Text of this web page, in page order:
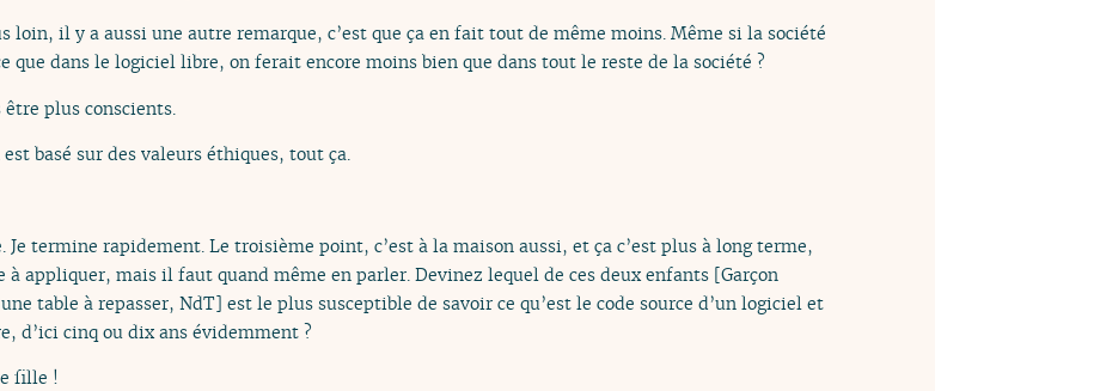
loin, il y a aussi une autre remarque, c’est que ça en fait tout de même moins. Même si la société
que dans le logiciel libre, on ferait encore moins bien que dans tout le reste de la société ?
être plus conscients.
basé sur des valeurs éthiques, tout ça.
Je termine rapidement. Le troisième point, c’est à la maison aussi, et ça c’est plus à long terme,
à appliquer, mais il faut quand même en parler. Devinez lequel de ces deux enfants [Garçon
table à repasser, NdT] est le plus susceptible de savoir ce qu’est le code source d’un logiciel et
d’ici cinq ou dix ans évidemment ?
fille !